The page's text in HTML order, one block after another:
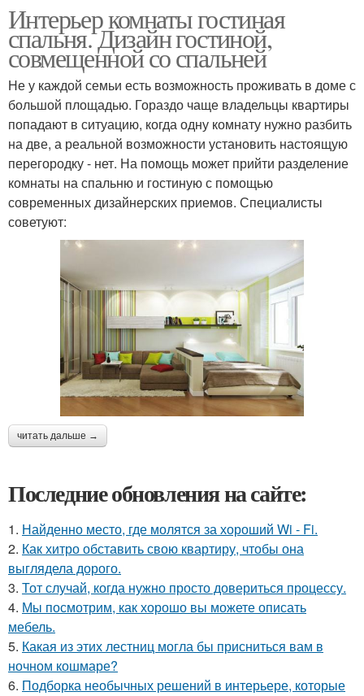
Интерьер комнаты гостиная
спальня. Дизайн гостиной,
совмещенной со спальней
Не у каждой семьи есть возможность проживать в доме с
большой площадью. Гораздо чаще владельцы квартиры
попадают в ситуацию, когда одну комнату нужно разбить
на две, а реальной возможности установить настоящую
перегородку - нет. На помощь может прийти разделение
комнаты на спальню и гостиную с помощью
современных дизайнерских приемов. Специалисты
советуют:
читать дальше →
Последние обновления на сайте:
1. Найденно место, где молятся за хороший Wi - Fi.
2. Как хитро обставить свою квартиру, чтобы она
выглядела дорого.
3. Тот случай, когда нужно просто довериться процессу.
4. Мы посмотрим, как хорошо вы можете описать
мебель.
5. Какая из этих лестниц могла бы присниться вам в
ночном кошмаре?
6. Подборка необычных решений в интерьере, которые